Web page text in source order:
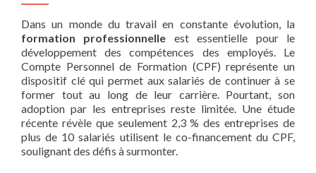
Dans un monde du travail en constante évolution, la
formation professionnelle est essentielle pour le
développement des compétences des employés. Le
Compte Personnel de Formation (CPF) représente un
dispositif clé qui permet aux salariés de continuer à se
former tout au long de leur carrière. Pourtant, son
adoption par les entreprises reste limitée. Une étude
récente révèle que seulement 2,3 % des entreprises de
plus de 10 salariés utilisent le co-financement du CPF,
soulignant des défis à surmonter.